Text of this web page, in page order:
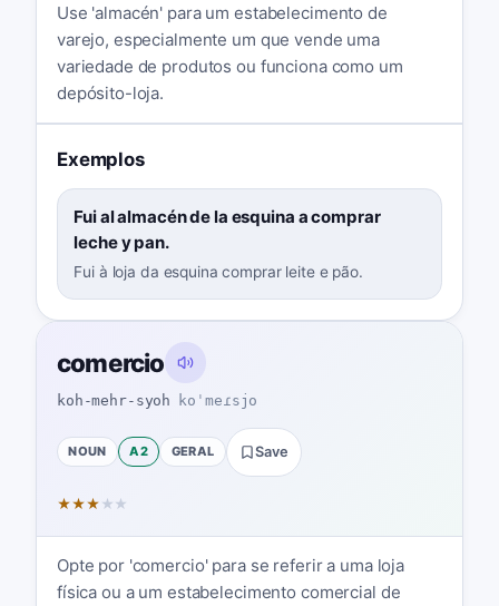
Use 'almacén' para um estabelecimento de
varejo, especialmente um que vende uma
variedade de produtos ou funciona como um
depósito-loja.
Exemplos
Fui al almacén de la esquina a comprar
leche y pan.
Fui à loja da esquina comprar leite e pão.
comercio
koh-mehr-syoh koˈmeɾsjo
NOUN A2 GERAL Save
★★★ ★ ★
Opte por 'comercio' para se referir a uma loja
física ou a um estabelecimento comercial de